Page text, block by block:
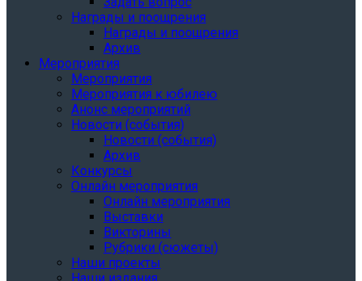
Награды и поощрения
Награды и поощрения
Архив
Мероприятия
Мероприятия
Мероприятия к юбилею
Анонс мероприятий
Новости (события)
Новости (события)
Архив
Конкурсы
Онлайн мероприятия
Онлайн мероприятия
Выставки
Викторины
Рубрики (сюжеты)
Наши проекты